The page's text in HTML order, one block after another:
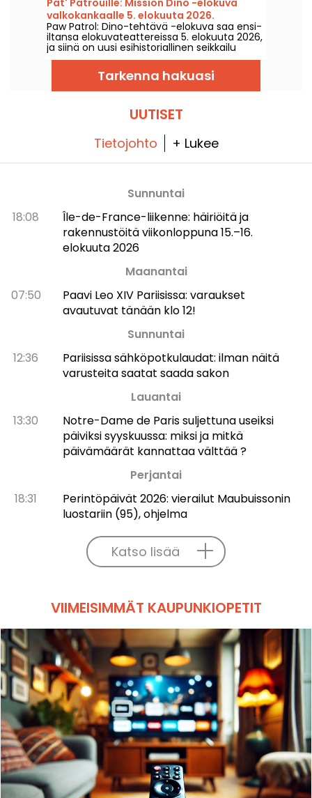
valkokankaalle 5. elokuuta 2026.
Paw Patrol: Dino-tehtävä -elokuva saa ensi-
iltansa elokuvateattereissa 5. elokuuta 2026,
ja siinä on uusi esihistoriallinen seikkailu
Ryderille ja hänen tiimilleen.
Tarkenna hakuasi
UUTISET
Tietojohto + Lukee
Sunnuntai
18:08
Île-de-France-liikenne: häiriöitä ja
rakennustöitä viikonloppuna 15.–16.
elokuuta 2026
Maanantai
07:50
Paavi Leo XIV Pariisissa: varaukset
avautuvat tänään klo 12!
Sunnuntai
12:36
Pariisissa sähköpotkulaudat: ilman näitä
varusteita saatat saada sakon
Lauantai
13:30
Notre-Dame de Paris suljettuna useiksi
päiviksi syyskuussa: miksi ja mitkä
päivämäärät kannattaa välttää ?
Perjantai
18:31
Perintöpäivät 2026: vierailut Maubuissonin
luostariin (95), ohjelma
Katso lisää
VIIMEISIMMÄT KAUPUNKIOPETIT